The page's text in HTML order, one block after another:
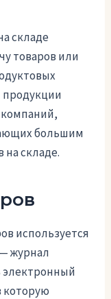
складе
товаров или
компаний,
большим
складе.
используется
журнал
электронный
которую